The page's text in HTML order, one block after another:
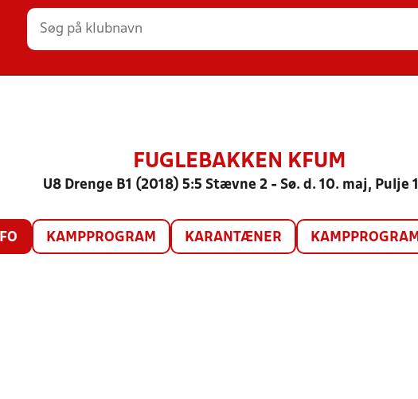
FUGLEBAKKEN KFUM
U8 Drenge B1 (2018) 5:5 Stævne 2 - Sø. d. 10. maj, Pulje
KAMPPROGRAM KARANTÆNER